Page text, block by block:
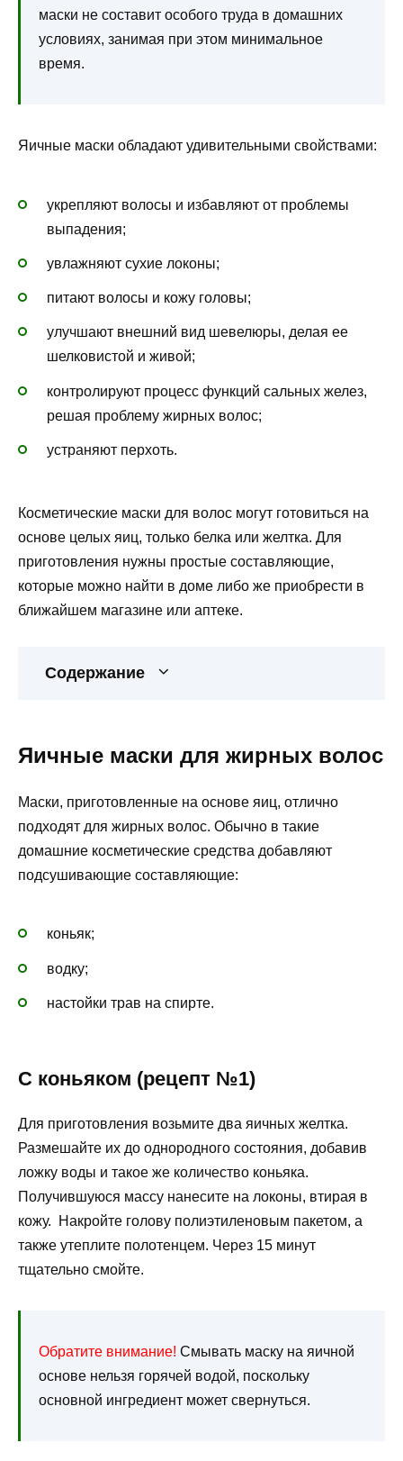
маски не составит особого труда в домашних
условиях, занимая при этом минимальное
время.
Яичные маски обладают удивительными свойствами:
укрепляют волосы и избавляют от проблемы
выпадения;
увлажняют сухие локоны;
питают волосы и кожу головы;
улучшают внешний вид шевелюры, делая ее
шелковистой и живой;
контролируют процесс функций сальных желез,
решая проблему жирных волос;
устраняют перхоть.
Косметические маски для волос могут готовиться на
основе целых яиц, только белка или желтка. Для
приготовления нужны простые составляющие,
которые можно найти в доме либо же приобрести в
ближайшем магазине или аптеке.
Содержание
Яичные маски для жирных волос
Маски, приготовленные на основе яиц, отлично
подходят для жирных волос. Обычно в такие
домашние косметические средства добавляют
подсушивающие составляющие:
коньяк;
водку;
настойки трав на спирте.
С коньяком (рецепт №1)
Для приготовления возьмите два яичных желтка.
Размешайте их до однородного состояния, добавив
ложку воды и такое же количество коньяка.
Получившуюся массу нанесите на локоны, втирая в
кожу. Накройте голову полиэтиленовым пакетом, а
также утеплите полотенцем. Через 15 минут
тщательно смойте.
Обратите внимание! Смывать маску на яичной
основе нельзя горячей водой, поскольку
основной ингредиент может свернуться.